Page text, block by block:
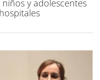
y adolescentes